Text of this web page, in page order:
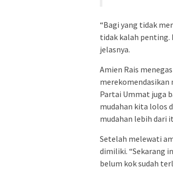
“Bagi yang tidak
tidak kalah penting.
jelasnya.
Amien Rais
merekomendasikan
Partai Ummat juga
mudahan kita lolos
mudahan lebih dari
Setelah melewati
dimiliki. “Sekarang
belum kok sudah